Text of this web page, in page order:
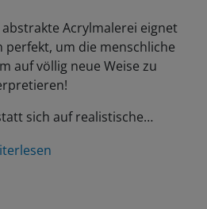
abstrakte Acrylmalerei eignet
perfekt, um die menschliche
auf völlig neue Weise zu
sich auf realistische…